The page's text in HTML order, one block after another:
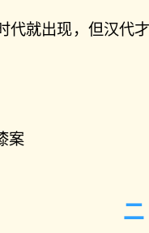
代就出现，但汉代
案